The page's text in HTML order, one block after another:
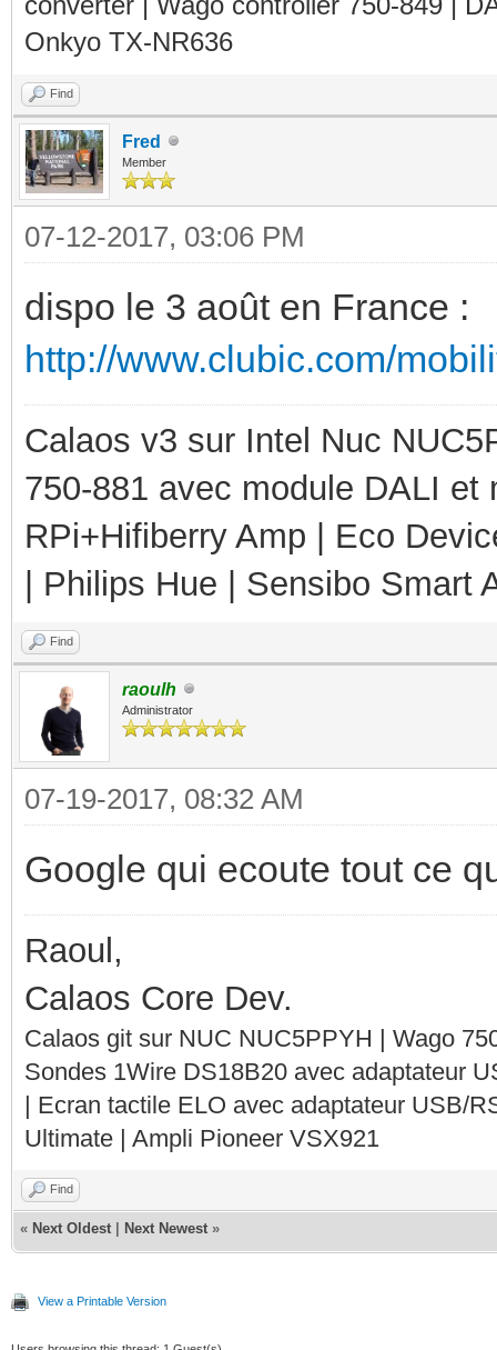
Onkyo TX-NR636
Find
Fred
Member
07-12-2017, 03:06 PM
dispo le 3 août en France :
http://www.clubic.com/
Calaos v3 sur Intel Nuc
750-881 avec module DALI
RPi+Hifiberry Amp | Eco
| Philips Hue | Sensibo Smart
Find
raoulh
Administrator
07-19-2017, 08:32 AM
Google qui ecoute tout ce
Raoul,
Calaos Core Dev.
Calaos git sur NUC NUC5PPYH | Wago
Sondes 1Wire DS18B20 avec adaptateur
| Ecran tactile ELO avec adaptateur USB/
Ultimate | Ampli Pioneer VSX921
Find
« Next Oldest Next Newest »
View a Printable Version